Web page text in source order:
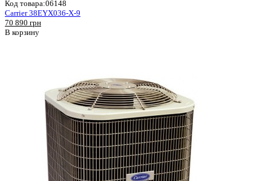
Код товара:06148
Carrier 38EYX036-X-9
70 890 грн
В корзину